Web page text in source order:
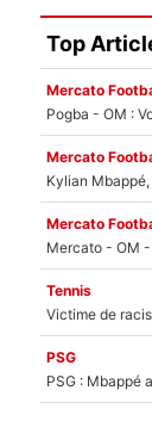
Top
Mercato
Pogba - OM :
Mercato
Kylian
Mercato
Tennis
PSG
PSG : Mbappé